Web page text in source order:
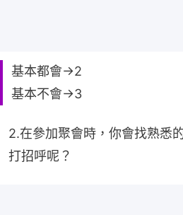
基本都會→2
基本不會→3
2.在參加聚會時，你會找熟悉
打招呼呢？